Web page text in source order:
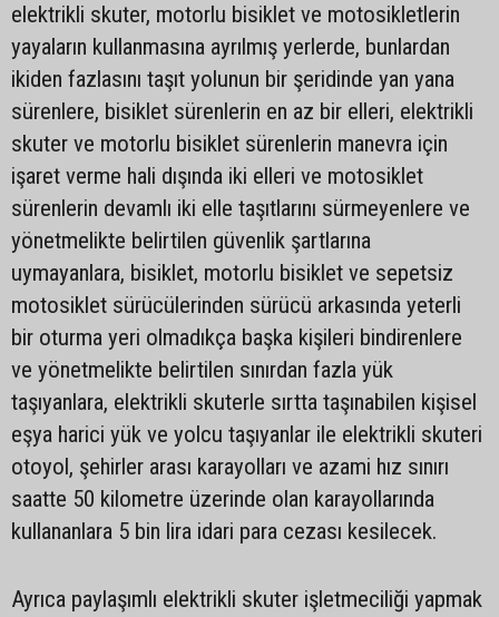
elektrikli skuter, motorlu bisiklet ve motosikletlerin
yayaların kullanmasına ayrılmış yerlerde, bunlardan
ikiden fazlasını taşıt yolunun bir şeridinde yan yana
sürenlere, bisiklet sürenlerin en az bir elleri, elektrikli
skuter ve motorlu bisiklet sürenlerin manevra için
işaret verme hali dışında iki elleri ve motosiklet
sürenlerin devamlı iki elle taşıtlarını sürmeyenlere ve
yönetmelikte belirtilen güvenlik şartlarına
uymayanlara, bisiklet, motorlu bisiklet ve sepetsiz
motosiklet sürücülerinden sürücü arkasında yeterli
bir oturma yeri olmadıkça başka kişileri bindirenlere
ve yönetmelikte belirtilen sınırdan fazla yük
taşıyanlara, elektrikli skuterle sırtta taşınabilen kişisel
eşya harici yük ve yolcu taşıyanlar ile elektrikli skuteri
otoyol, şehirler arası karayolları ve azami hız sınırı
saatte 50 kilometre üzerinde olan karayollarında
kullananlara 5 bin lira idari para cezası kesilecek.
Ayrıca paylaşımlı elektrikli skuter işletmeciliği yapmak